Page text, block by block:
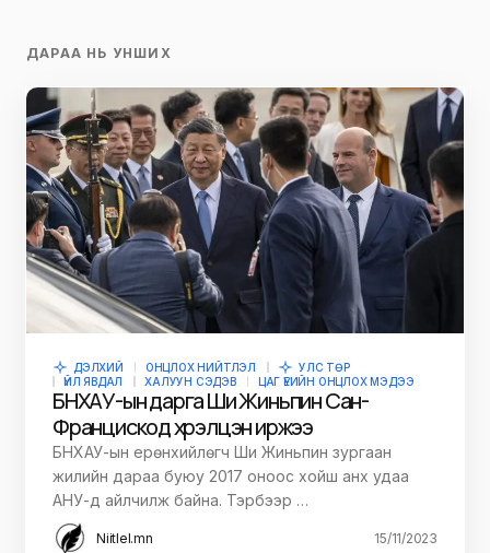
ДАРАА НЬ УНШИХ
ДЭЛХИЙ ОНЦЛОХ НИЙТЛЭЛ
УЛС ТӨР
ҮЙЛ ЯВДАЛ
ХАЛУУН СЭДЭВ ЦАГ ҮЕИЙН ОНЦЛОХ МЭДЭЭ
БНХАУ-ын дарга Ши Жиньпин Сан-
Францискод хүрэлцэн иржээ
БНХАУ-ын ерөнхийлөгч Ши Жиньпин зургаан
жилийн дараа буюу 2017 оноос хойш анх удаа
АНУ-д айлчилж байна. Тэрбээр …
Niitlel.mn 15/11/2023